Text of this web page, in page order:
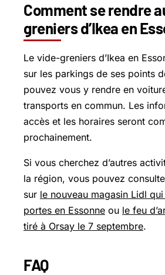
Comment se rendre
greniers d’Ikea en
Le vide-greniers d’Ikea en
sur les parkings de ses points
pouvez vous y rendre en
transports en commun. Les
accès et les horaires seront
prochainement.
Si vous cherchez d’autres
la région, vous pouvez
sur le nouveau magasin Lidl
portes en Essonne ou le feu
tiré à Orsay le 7 septembre.
FAQ